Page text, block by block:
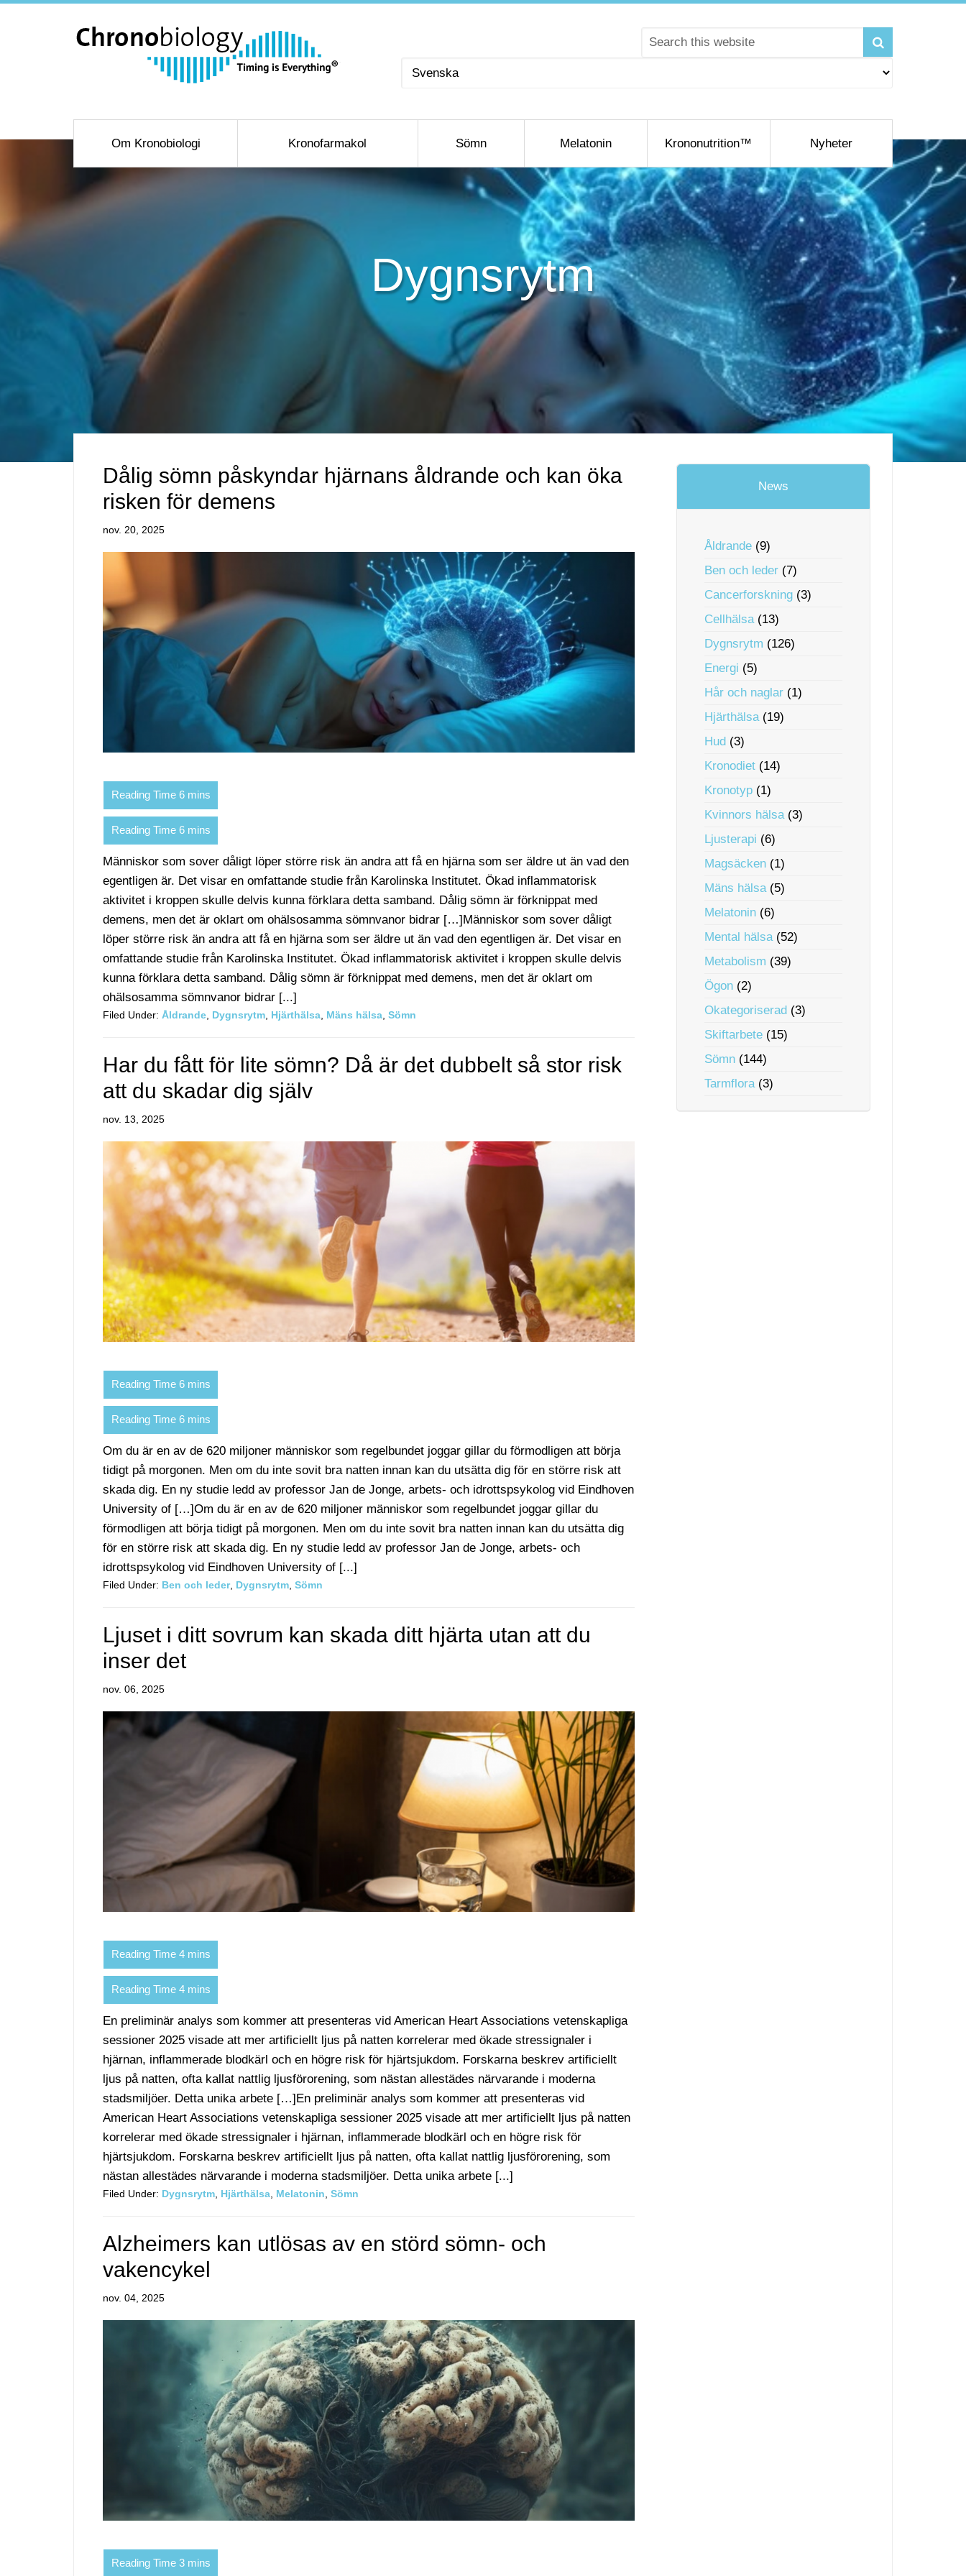
Välj
Om Kronobiologi Kronofarmakol Sömn Melatonin Krononutrition™ Nyheter
Dygnsrytm
Dålig sömn påskyndar hjärnans åldrande och kan öka
risken för demens
nov. 20, 2025
Människor som sover dåligt löper större risk än andra att få en hjärna som ser äldre ut än vad den
egentligen är. Det visar en omfattande studie från Karolinska Institutet. Ökad inflammatorisk
aktivitet i kroppen skulle delvis kunna förklara detta samband. Dålig sömn är förknippat med
demens, men det är oklart om ohälsosamma sömnvanor bidrar […]Människor som sover dåligt
löper större risk än andra att få en hjärna som ser äldre ut än vad den egentligen är. Det visar en
omfattande studie från Karolinska Institutet. Ökad inflammatorisk aktivitet i kroppen skulle delvis
kunna förklara detta samband. Dålig sömn är förknippat med demens, men det är oklart om
ohälsosamma sömnvanor bidrar [...]
Filed Under: Åldrande Dygnsrytm Hjärthälsa Mäns hälsa Sömn
Har du fått för lite sömn? Då är det dubbelt så stor risk
att du skadar dig själv
nov. 13, 2025
Om du är en av de 620 miljoner människor som regelbundet joggar gillar du förmodligen att börja
tidigt på morgonen. Men om du inte sovit bra natten innan kan du utsätta dig för en större risk att
skada dig. En ny studie ledd av professor Jan de Jonge, arbets- och idrottspsykolog vid Eindhoven
University of […]Om du är en av de 620 miljoner människor som regelbundet joggar gillar du
förmodligen att börja tidigt på morgonen. Men om du inte sovit bra natten innan kan du utsätta dig
för en större risk att skada dig. En ny studie ledd av professor Jan de Jonge, arbets- och
idrottspsykolog vid Eindhoven University of [...]
Filed Under: Ben och leder, Dygnsrytm Sömn
Ljuset i ditt sovrum kan skada ditt hjärta utan att du
inser det
nov. 06, 2025
En preliminär analys som kommer att presenteras vid American Heart Associations vetenskapliga
sessioner 2025 visade att mer artificiellt ljus på natten korrelerar med ökade stressignaler i
hjärnan, inflammerade blodkärl och en högre risk för hjärtsjukdom. Forskarna beskrev artificiellt
ljus på natten, ofta kallat nattlig ljusförorening, som nästan allestädes närvarande i moderna
stadsmiljöer. Detta unika arbete […]En preliminär analys som kommer att presenteras vid
American Heart Associations vetenskapliga sessioner 2025 visade att mer artificiellt ljus på natten
korrelerar med ökade stressignaler i hjärnan, inflammerade blodkärl och en högre risk för
hjärtsjukdom. Forskarna beskrev artificiellt ljus på natten, ofta kallat nattlig ljusförorening, som
nästan allestädes närvarande i moderna stadsmiljöer. Detta unika arbete [...]
Filed Under: Dygnsrytm Hjärthälsa Melatonin Sömn
Alzheimers kan utlösas av en störd sömn- och
vakencykel
nov. 04, 2025
News
Åldrande (9)
Ben och leder (7)
Cancerforskning (3)
Cellhälsa(13)
Dygnsrytm (126)
Energi (5)
Hår och naglar (1)
Hjärthälsa(19)
Hud (3)
Kronodiet (14)
Kronotyp (1)
Kvinnors hälsa(3)
Ljusterapi (6)
Magsäcken (1)
Mäns hälsa(5)
Melatonin (6)
Mental hälsa(52)
Metabolism (39)
Ögon (2)
Okategoriserad (3)
Skiftarbete (15)
Sömn (144)
Tarmflora(3)